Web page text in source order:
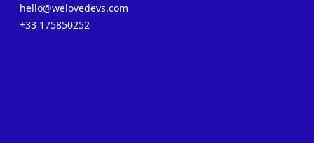
hello@welovedevs.com
+33 175850252